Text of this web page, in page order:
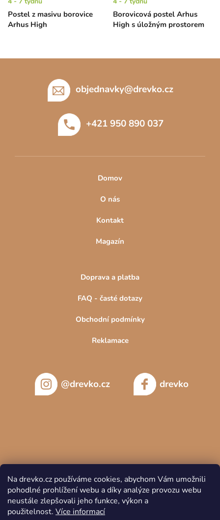
Na drevko.cz používáme cookies, abychom Vám umožnili
pohodlné prohlížení webu a díky analýze provozu webu
neustále zlepšovali jeho funkce, výkon a
použitelnost. Více informací
Postel z masivu borovice
Arhus High
Borovicová postel Arhus
High s úložným prostorem
objednavky@drevko.cz
+421 950 890 037
Domov
O nás
Kontakt
Magazín
Doprava a platba
FAQ - časté dotazy
Obchodní podmínky
Reklamace
@drevko.cz drevko